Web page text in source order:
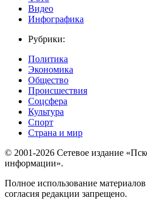
Видео
Инфографика
Рубрики:
Политика
Экономика
Общество
Происшествия
Соцсфера
Культура
Спорт
Страна и мир
© 2001-2026 Сетевое издание
информации».
Полное использование
согласия редакции запрещено.